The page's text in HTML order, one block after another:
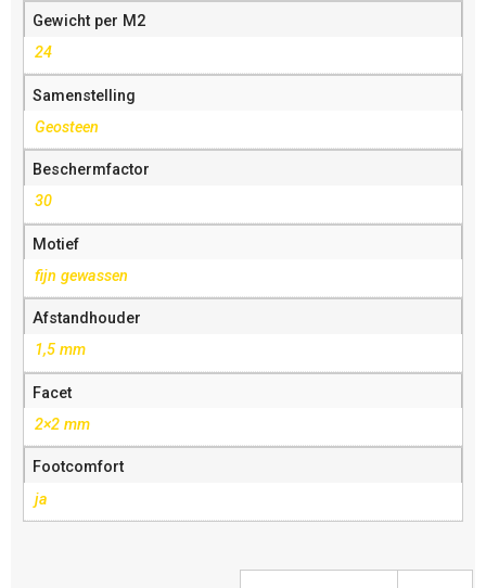
Gewicht per M2
24
Samenstelling
Geosteen
Beschermfactor
30
Motief
fijn gewassen
Afstandhouder
1,5 mm
Facet
2×2 mm
Footcomfort
ja